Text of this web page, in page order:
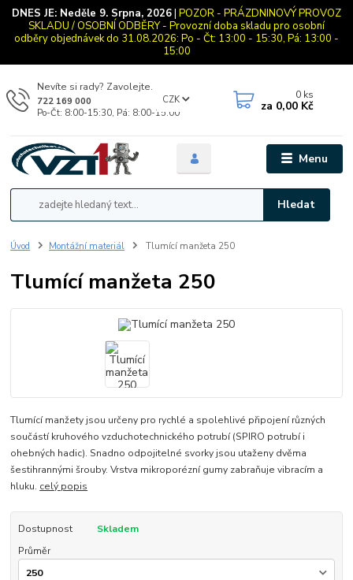
DNES JE: Neděle 9. Srpna, 2026| POZOR - PRÁZDNINOVÝ PROVOZ
SKLADU / OSOBNÍ ODBĚRY - Provozní doba skladu pro osobní
odběry objednávek do 31.08.2026: Po - Čt: 13:00 - 15:30, Pá: 13:00 -
15:00
Menu
CZK
Hledat
Nevíte si rady? Zavolejte.
722 169 000
Po-Čt: 8:00-15:30, Pá: 8:00-15:00
0 ks
za 0,00 Kč
Úvod Montážní materiál Tlumící manžeta 250
Tlumící manžeta 250
Tlumící manžety jsou určeny pro rychlé a spolehlivé připojení různých
součástí kruhového vzduchotechnického potrubí (SPIRO potrubí i
ohebných hadic). Snadno odpojitelné svorky jsou utaženy dvěma
šestihrannými šrouby. Vrstva mikroporézní gumy zabraňuje vibracím a
hluku. celý popis
Dostupnost
Skladem
Průměr